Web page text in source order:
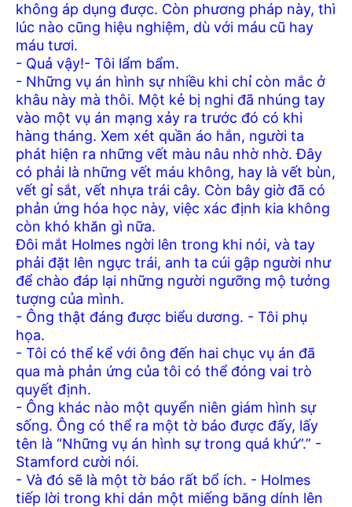
không áp dụng được. Còn phương pháp này, thì
lúc nào cũng hiệu nghiệm, dù với máu cũ hay
máu tươi.
- Quả vậy!- Tôi lẩm bẩm.
- Những vụ án hình sự nhiều khi chỉ còn mắc ở
khâu này mà thôi. Một kẻ bị nghi đã nhúng tay
vào một vụ án mạng xảy ra trước đó có khi
hàng tháng. Xem xét quần áo hắn, người ta
phát hiện ra những vết màu nâu nhờ nhờ. Đây
có phải là những vết máu không, hay là vết bùn,
vết gỉ sắt, vết nhựa trái cây. Còn bây giờ đã có
phản ứng hóa học này, việc xác định kia không
còn khó khăn gì nữa.
Đôi mắt Holmes ngời lên trong khi nói, và tay
phải đặt lên ngực trái, anh ta cúi gập người như
để chào đáp lại những người ngưỡng mộ tưởng
tượng của mình.
- Ông thật đáng được biểu dương. - Tôi phụ
họa.
- Tôi có thể kể với ông đến hai chục vụ án đã
qua mà phản ứng của tôi có thể đóng vai trò
quyết định.
- Ông khác nào một quyển niên giám hình sự
sống. Ông có thể ra một tờ báo được đấy, lấy
tên là “Những vụ án hình sự trong quá khứ”.” -
Stamford cười nói.
- Và đó sẽ là một tờ báo rất bổ ích. - Holmes
tiếp lời trong khi dán một miếng băng dính lên